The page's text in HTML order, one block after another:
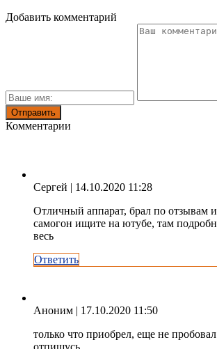
Добавить комментарий
Комментарии
Сергей | 14.10.2020 11:28
Отличный аппарат, брал по отзывам
самогон ищите на ютубе, там
весь
Ответить
Аноним | 17.10.2020 11:50
только что приобрел, еще не
отпишусь,